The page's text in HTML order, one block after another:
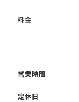
料金
営業時間
定休日